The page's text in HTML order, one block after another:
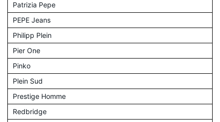
Patrizia Pepe
PEPE Jeans
Philipp Plein
Pier One
Pinko
Plein Sud
Prestige Homme
Redbridge